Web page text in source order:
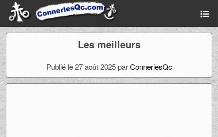
Les meilleurs
Publié le 27 août 2025 parConneriesQc